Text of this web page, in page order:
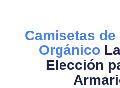
Camisetas
Orgánico
Elección